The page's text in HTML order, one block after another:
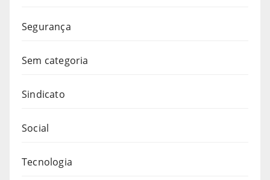
Segurança
Sem categoria
Sindicato
Social
Tecnologia